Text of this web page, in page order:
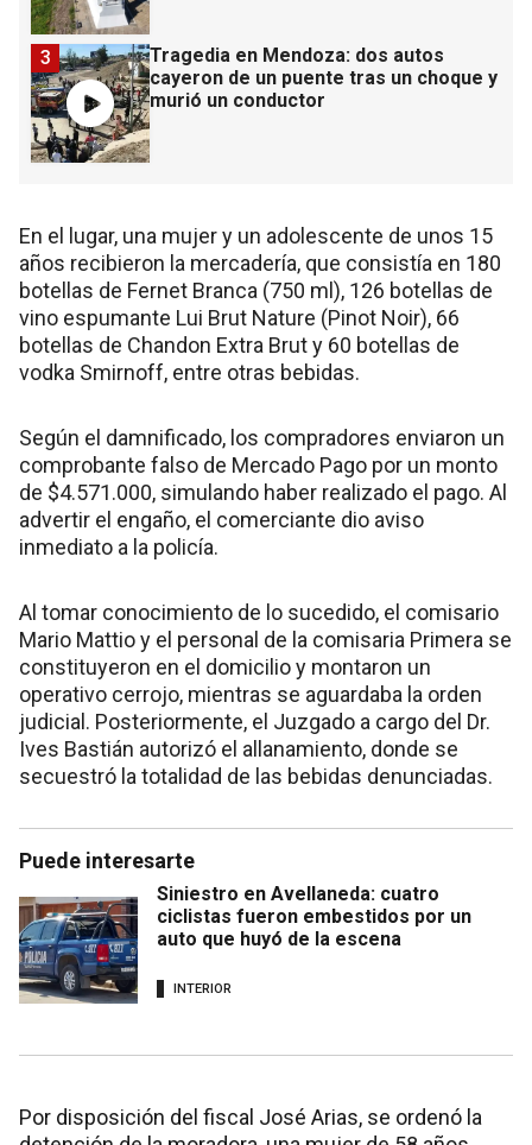
Tragedia en Mendoza: dos autos
cayeron de un puente tras un choque y
murió un conductor
3
En el lugar, una mujer y un adolescente de unos 15
años recibieron la mercadería, que consistía en 180
botellas de Fernet Branca (750 ml), 126 botellas de
vino espumante Lui Brut Nature (Pinot Noir), 66
botellas de Chandon Extra Brut y 60 botellas de
vodka Smirnoff, entre otras bebidas.
Según el damnificado, los compradores enviaron un
comprobante falso de Mercado Pago por un monto
de $4.571.000, simulando haber realizado el pago. Al
advertir el engaño, el comerciante dio aviso
inmediato a la policía.
Al tomar conocimiento de lo sucedido, el comisario
Mario Mattio y el personal de la comisaria Primera se
constituyeron en el domicilio y montaron un
operativo cerrojo, mientras se aguardaba la orden
judicial. Posteriormente, el Juzgado a cargo del Dr.
Ives Bastián autorizó el allanamiento, donde se
secuestró la totalidad de las bebidas denunciadas.
Puede interesarte
Siniestro en Avellaneda: cuatro
ciclistas fueron embestidos por un
auto que huyó de la escena
INTERIOR
Por disposición del fiscal José Arias, se ordenó la